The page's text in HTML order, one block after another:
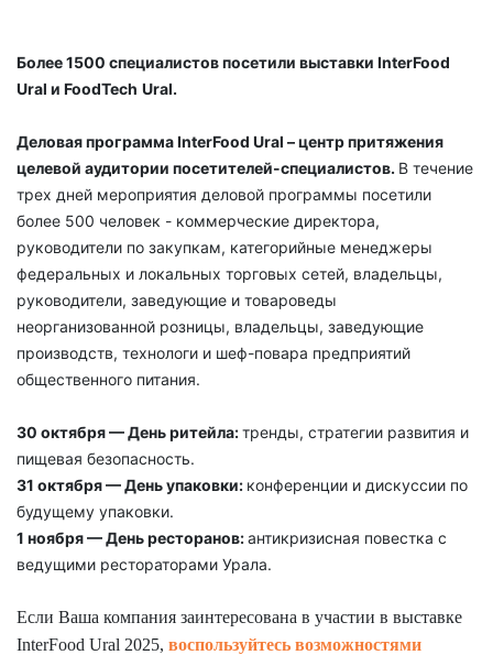
Более 1500 специалистов посетили выставки InterFood
Ural и FoodTech Ural.
Деловая программа InterFood Ural – центр притяжения
целевой аудитории посетителей-специалистов. В течение
трех дней мероприятия деловой программы посетили
более 500 человек - коммерческие директора,
руководители по закупкам, категорийные менеджеры
федеральных и локальных торговых сетей, владельцы,
руководители, заведующие и товароведы
неорганизованной розницы, владельцы, заведующие
производств, технологи и шеф-повара предприятий
общественного питания.
30 октября — День ритейла:тренды, стратегии развития и
пищевая безопасность.
31 октября — День упаковки: конференции и дискуссии по
будущему упаковки.
1 ноября — День ресторанов:антикризисная повестка с
ведущими рестораторами Урала.
Если Ваша компания заинтересована в участии в выставке
InterFood Ural 2025, воспользуйтесь возможностями